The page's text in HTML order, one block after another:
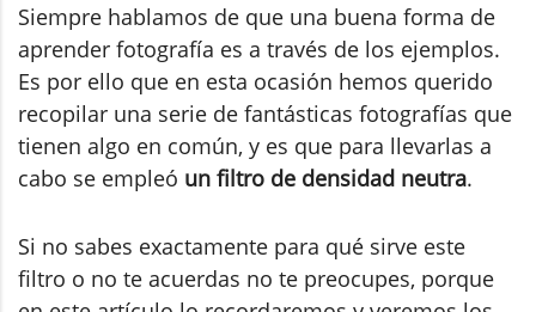
Siempre hablamos de que una buena forma de
aprender fotografía es a través de los ejemplos.
Es por ello que en esta ocasión hemos querido
recopilar una serie de fantásticas fotografías que
tienen algo en común, y es que para llevarlas a
cabo se empleó un filtro de densidad neutra.
Si no sabes exactamente para qué sirve este
filtro o no te acuerdas no te preocupes, porque